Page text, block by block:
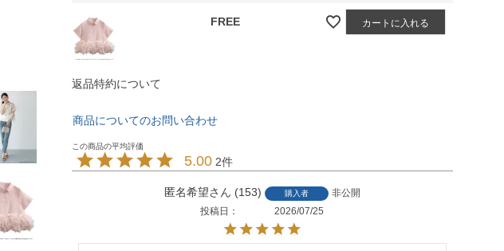
FREE カートに入れる
返品特約について
商品についてのお問い合わせ
5.00 2
匿名希望 153 購入者
非公開
投稿日
2026/07/25